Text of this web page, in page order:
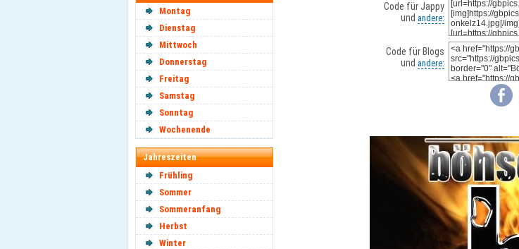
Montag
Dienstag
Mittwoch
Donnerstag
Freitag
Samstag
Sonntag
Wochenende
Jahreszeiten
Frühling
Sommer
Sommeranfang
Herbst
Winter
Code für Jappy
und andere:
Code für Blogs
und andere: